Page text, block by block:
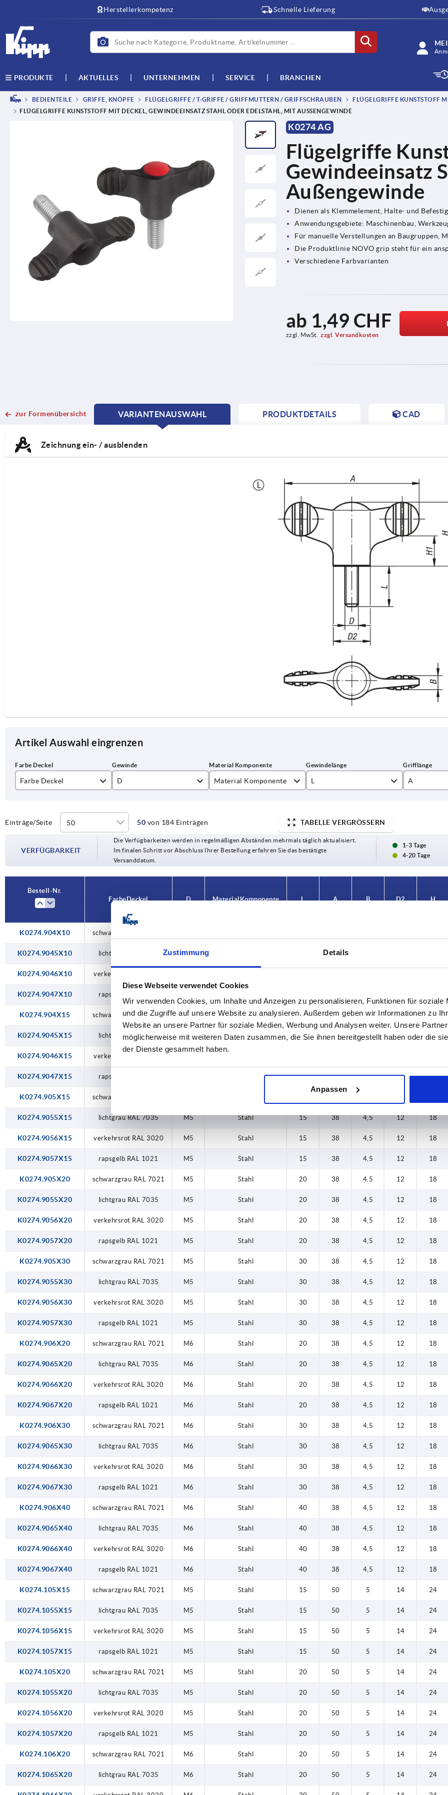
Zustimmung Details
Diese Webseite verwendet Cookies
Wir verwenden Cookies, um Inhalte und Anzeigen zu personalisieren, Funktionen für soziale
und die Zugriffe auf unsere Website zu analysieren. Außerdem geben wir Informationen zu
Website an unsere Partner für soziale Medien, Werbung und Analysen weiter. Unsere
möglicherweise mit weiteren Daten zusammen, die Sie ihnen bereitgestellt haben oder die
der Dienste gesammelt haben.
Anpassen
Herstellerkompetenz Schnelle Lieferung
PRODUKTE AKTUELLES UNTERNEHMEN SERVICE BRANCHEN
BEDIENTEILE GRIFFE, KNÖPFE FLÜGELGRIFFE / T-GRIFFE / GRIFFMUTTERN / GRIFFSCHRAUBEN
FLÜGELGRIFFE KUNSTSTOFF
FLÜGELGRIFFE KUNSTSTOFF MIT DECKEL, GEWINDEEINSATZ STAHL ODER EDELSTAHL, MIT AUSSENGEWINDE
K0274 AG
Flügelgriffe
Gewindeeinsatz
Außengewinde
Dienen als Klemmelement, Halte- und
Anwendungsgebiete: Maschinenbau,
Für manuelle Verstellungen an Baugruppen,
Die Produktlinie NOVO grip steht für ein
Verschiedene Farbvarianten
ab 1,49 CHF
zzgl. MwSt. zzgl. Versandkosten
zur Formenübersicht
VARIANTENAUSWAHL
CURRENT
CURRENT
PRODUKTDETAILS CAD
Zeichnung ein- / ausblenden
Artikel Auswahl eingrenzen
Farbe Deckel
rapsgelb RAL 1021
D
M5
M6
M8
Material Komponente L
15
20
50
A
75
Einträge/Seite 50 von 184 Einträgen TABELLE VERGRÖSSERN
VERFÜGBARKEIT
Die Verfügbarkeiten werden in regelmäßigen Abständen mehrmals täglich aktualisiert.
Im finalen Schritt vor Abschluss Ihrer Bestellung erfahren Sie das bestätigte
Versanddatum.
1-3 Tage
4-20 Tage
Bestell-Nr.
Farbe Deckel
D Material Komponente L A B D2 H
K0274.904X10 schwarzgrau RAL 7021
K0274.9045X10 lichtgrau RAL 7035 M4 38
K0274.9046X10 verkehrsrot RAL 3020
K0274.9047X10 rapsgelb RAL 1021
K0274.904X15 schwarzgrau RAL 7021 M4 Stahl 15 38 4,5 12 18
K0274.9045X15 lichtgrau RAL 7035 M4 Stahl 15 38 4,5 12 18
K0274.9046X15 verkehrsrot RAL 3020
K0274.9047X15 rapsgelb RAL 1021 15 38 4,5 12 18
K0274.905X15 schwarzgrau RAL 7021
K0274.9055X15 lichtgrau RAL 7035 M5 Stahl 15 38 4,5 12 18
K0274.9056X15 verkehrsrot RAL 3020 M5 Stahl 15 38 4,5 12 18
K0274.9057X15 rapsgelb RAL 1021 M5 Stahl 15 38 4,5 12 18
K0274.905X20 schwarzgrau RAL 7021 M5 Stahl 20 38 4,5 12 18
K0274.9055X20 lichtgrau RAL 7035 M5 Stahl 20 38 4,5 12 18
K0274.9056X20 verkehrsrot RAL 3020 M5 Stahl 20 38 4,5 12 18
K0274.9057X20 rapsgelb RAL 1021 M5 Stahl 20 38 4,5 12 18
K0274.905X30 schwarzgrau RAL 7021 M5 Stahl 30 38 4,5 12 18
K0274.9055X30 lichtgrau RAL 7035 M5 Stahl 30 38 4,5 12 18
K0274.9056X30 verkehrsrot RAL 3020 M5 Stahl 30 38 4,5 12 18
K0274.9057X30 rapsgelb RAL 1021 M5 Stahl 30 38 4,5 12 18
K0274.906X20 schwarzgrau RAL 7021 M6 Stahl 20 38 4,5 12 18
K0274.9065X20 lichtgrau RAL 7035 M6 Stahl 20 38 4,5 12 18
K0274.9066X20 verkehrsrot RAL 3020 M6 Stahl 20 38 4,5 12 18
K0274.9067X20 rapsgelb RAL 1021 M6 Stahl 20 38 4,5 12 18
K0274.906X30 schwarzgrau RAL 7021 M6 Stahl 30 38 4,5 12 18
K0274.9065X30 lichtgrau RAL 7035 M6 Stahl 30 38 4,5 12 18
K0274.9066X30 verkehrsrot RAL 3020 M6 Stahl 30 38 4,5 12 18
K0274.9067X30 rapsgelb RAL 1021 M6 Stahl 30 38 4,5 12 18
K0274.906X40 schwarzgrau RAL 7021 M6 Stahl 40 38 4,5 12 18
K0274.9065X40 lichtgrau RAL 7035 M6 Stahl 40 38 4,5 12 18
K0274.9066X40 verkehrsrot RAL 3020 M6 Stahl 40 38 4,5 12 18
K0274.9067X40 rapsgelb RAL 1021 M6 Stahl 40 38 4,5 12 18
K0274.105X15 schwarzgrau RAL 7021 M5 Stahl 15 50 5 14 24
K0274.1055X15 lichtgrau RAL 7035 M5 Stahl 15 50 5 14 24
K0274.1056X15 verkehrsrot RAL 3020 M5 Stahl 15 50 5 14 24
K0274.1057X15 rapsgelb RAL 1021 M5 Stahl 15 50 5 14 24
K0274.105X20 schwarzgrau RAL 7021 M5 Stahl 20 50 5 14 24
K0274.1055X20 lichtgrau RAL 7035 M5 Stahl 20 50 5 14 24
K0274.1056X20 verkehrsrot RAL 3020 M5 Stahl 20 50 5 14 24
K0274.1057X20 rapsgelb RAL 1021 M5 Stahl 20 50 5 14 24
K0274.106X20 schwarzgrau RAL 7021 M6 Stahl 20 50 5 14 24
K0274.1065X20 lichtgrau RAL 7035 M6 Stahl 20 50 5 14 24